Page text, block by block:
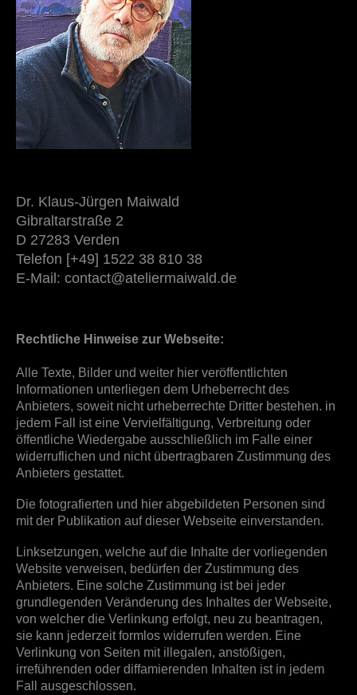
Dr. Klaus-Jürgen Maiwald
Gibraltarstraße 2
D 27283 Verden
Telefon [+49] 1522 38 810 38
E-Mail: contact@ateliermaiwald.de
Rechtliche Hinweise zur Webseite:
Alle Texte, Bilder und weiter hier veröffentlichten
Informationen unterliegen dem Urheberrecht des
Anbieters, soweit nicht urheberrechte Dritter bestehen. in
jedem Fall ist eine Vervielfältigung, Verbreitung oder
öffentliche Wiedergabe ausschließlich im Falle einer
widerruflichen und nicht übertragbaren Zustimmung des
Anbieters gestattet.
Die fotografierten und hier abgebildeten Personen sind
mit der Publikation auf dieser Webseite einverstanden.
Linksetzungen, welche auf die Inhalte der vorliegenden
Website verweisen, bedürfen der Zustimmung des
Anbieters. Eine solche Zustimmung ist bei jeder
grundlegenden Veränderung des Inhaltes der Webseite,
von welcher die Verlinkung erfolgt, neu zu beantragen,
sie kann jederzeit formlos widerrufen werden. Eine
Verlinkung von Seiten mit illegalen, anstößigen,
irreführenden oder diffamierenden Inhalten ist in jedem
Fall ausgeschlossen.